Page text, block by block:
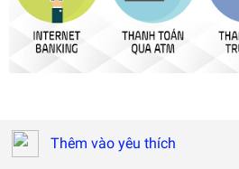
Thêm vào yêu thích